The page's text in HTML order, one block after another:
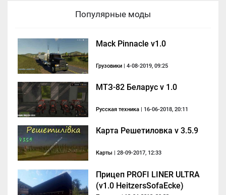
Популярные моды
Mack Pinnacle v1.0
Грузовики | 4-08-2019, 09:25
МТЗ-82 Беларус v 1.0
Русская техника | 16-06-2018, 20:11
Карта Решетиловка v 3.5.9
Карты | 28-09-2017, 12:33
Прицеп PROFI LINER ULTRA
(v1.0 HeitzersSofaEcke)